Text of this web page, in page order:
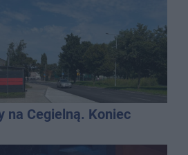
na Cegielną. Koniec